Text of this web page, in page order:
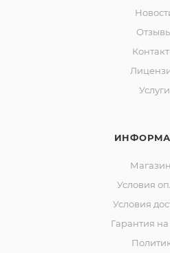
Услуги
Условия
Условия
Гарантия на